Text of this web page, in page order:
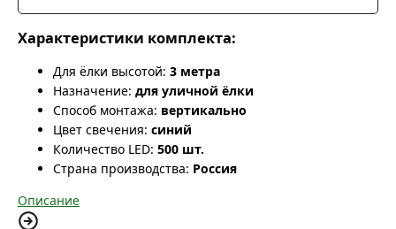
Характеристики комплекта:
Для ёлки высотой: 3 метра
Назначение: для уличной ёлки
Способ монтажа: вертикально
Цвет свечения: синий
Количество LED: 500 шт.
Страна производства: Россия
Описание